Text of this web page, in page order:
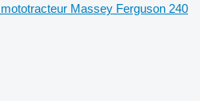
mototracteur Massey Ferguson 240